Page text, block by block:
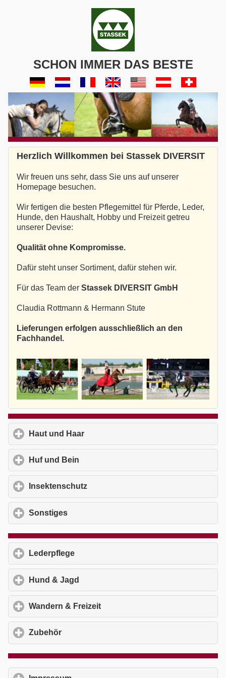
SCHON IMMER DAS BESTE
Herzlich Willkommen bei Stassek DIVERSIT
Wir freuen uns sehr, dass Sie uns auf unserer
Homepage besuchen.
Wir fertigen die besten Pflegemittel für Pferde, Leder,
Hunde, den Haushalt, Hobby und Freizeit getreu
unserer Devise:
Qualität ohne Kompromisse.
Dafür steht unser Sortiment, dafür stehen wir.
Für das Team der Stassek DIVERSIT GmbH
Claudia Rottmann & Hermann Stute
Lieferungen erfolgen ausschließlich an den
Fachhandel.
Haut und Haar
Huf und Bein
Insektenschutz
Sonstiges
Lederpflege
Hund & Jagd
Wandern & Freizeit
Zubehör